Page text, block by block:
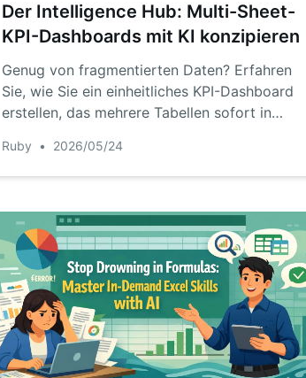
Manage milestones, owners, delivery,
and status.
Analytics
Dashboards, KPI reviews, and recurring
Join discussions, ask questions, and
learn from users.
Quick Start
Fast onboarding for new users and
Der Intelligence Hub: Multi-Sheet-
KPI-Dashboards mit KI konzipieren
Genug von fragmentierten Daten? Erfahren
Sie, wie Sie ein einheitliches KPI-Dashboard
erstellen, das mehrere Tabellen sofort in
verwandelt.
Ruby • 2026/05/24